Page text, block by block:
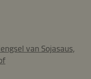
van Sojasaus,